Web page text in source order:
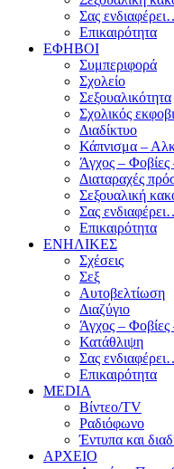
Σας
Επικαιρότητα
ΕΦΗΒΟΙ
Συμπεριφορά
Σχολείο
Σεξουαλικότητα
Σχολικός
Διαδίκτυο
Κάπνισμα –
Άγχος –
Διαταραχές
Σεξουαλική
Σας
Επικαιρότητα
ΕΝΗΛΙΚΕΣ
Σχέσεις
Σεξ
Αυτοβελτίωση
Διαζύγιο
Άγχος – Φοβίες
Κατάθλιψη
Σας
Επικαιρότητα
MEDIA
Βίντεο/TV
Ραδιόφωνο
Έντυπα και
ΑΡΧΕΙΟ